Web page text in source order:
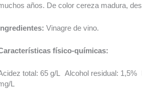
años. De color cereza madura,
Vinagre de vino.
físico-químicas:
total: 65 g/L Alcohol residual:
L